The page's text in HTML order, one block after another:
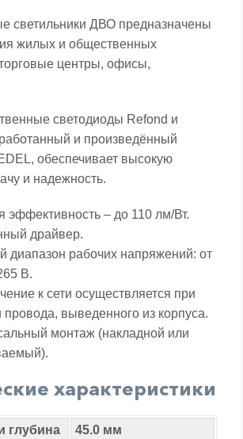
светильники ДВО предназначены
жилых и общественных
центры, офисы,
светодиоды Refond и
и произведённый
обеспечивает высокую
и надежность.
эффективность – до 110 лм/Вт.
драйвер.
диапазон рабочих напряжений: от
В.
к сети осуществляется при
выведенного из корпуса.
монтаж (накладной или
характеристики
глубина
45.0 мм